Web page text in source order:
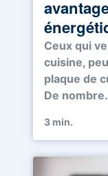
Ceux qui
cuisine,
plaque de
De
3 min.